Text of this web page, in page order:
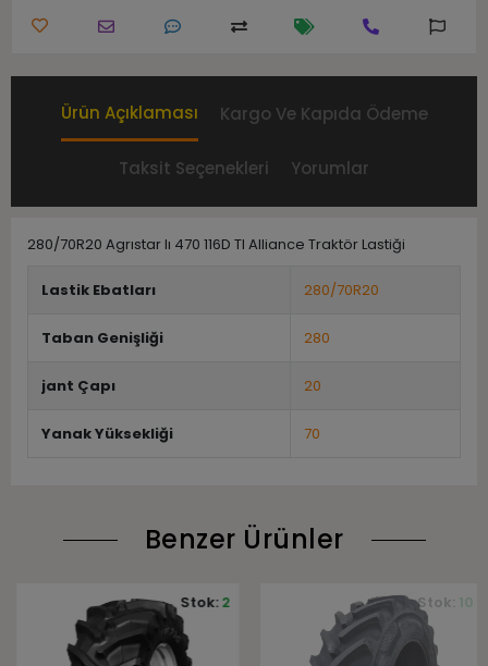
Ürün Açıklaması Kargo Ve Kapıda Ödeme
Taksit Seçenekleri Yorumlar
280/70R20 Agrıstar Iı 470 116D Tl Alliance Traktör Lastiği
Lastik Ebatları 280/70R20
Taban Genişliği 280
jant Çapı 20
Yanak Yüksekliği 70
Benzer Ürünler
Stok:2 Stok: 10